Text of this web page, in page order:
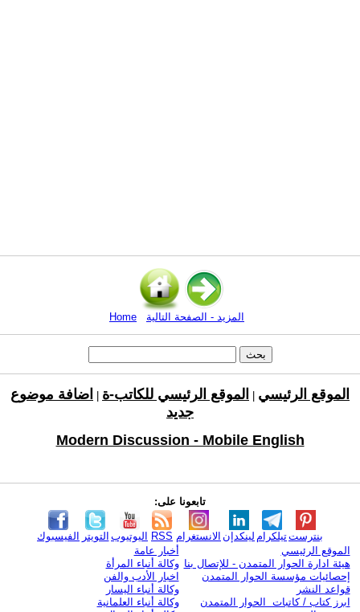
Home المزيد - الصفحة التالية
الموقع الرئيسي الموقع الرئيسي للكاتب-ة
اضافة موضوع
جديد
Modern Discussion - Mobile English
تابعونا على:
الفيسبوك التويتر اليوتيوب RSS الانستغرام لينكدإن تيلكرامبنترست
الموقع الرئيسي
هيئة ادارة الحوار المتمدن - للإتصال بنا
إحصائيات مؤسسة الحوار المتمدن
قواعد النشر
ابرز كتاب / كاتبات الحوار المتمدن
أخبار عامة
وكالة أنباء المرأة
اخبار الأدب والفن
وكالة أنباء اليسار
وكالة أنباء العلمانية